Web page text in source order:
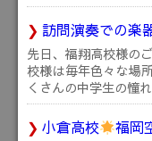
訪問演奏での
先日、福翔高校様の
校様は毎年色々な場
くさんの中学生の憧
小倉高校 福岡